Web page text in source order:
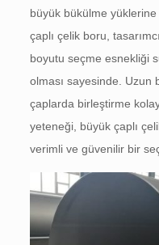
büyük bükülme
çaplı çelik boru,
boyutu seçme esnekliği
olması sayesinde. Uzun
çaplarda birleştirme
yeteneği, büyük çaplı
verimli ve güvenilir bir